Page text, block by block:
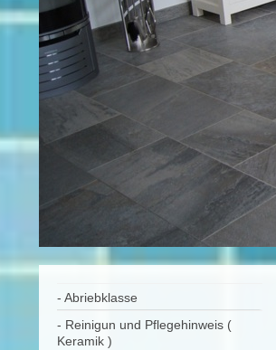
- Abriebklasse
- Reinigun und Pflegehinweis (
Keramik )